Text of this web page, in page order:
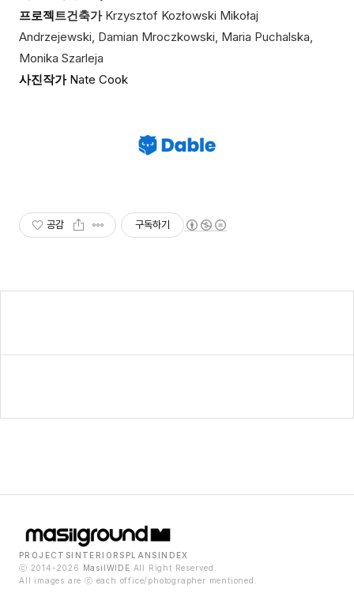
프로젝트건축가 Krzysztof Kozłowski Mikołaj
Andrzejewski, Damian Mroczkowski, Maria Puchalska,
Monika Szarleja
사진작가 Nate Cook
공감 구독하기
PROJECTSINTERIORS PLANS INDEX
ⓒ 2014-2026 MasilWIDE All Right Reserved.
All images are ⓒ each office/photographer mentioned.